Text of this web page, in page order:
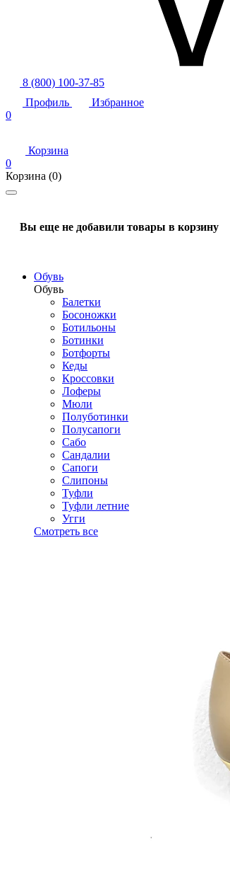
8 (800) 100-37-85
Профиль
Избранное
0
Корзина
0
Корзина (0)
Вы еще не добавили товары в корзину
Обувь
Обувь
Балетки
Босоножки
Ботильоны
Ботинки
Ботфорты
Кеды
Кроссовки
Лоферы
Мюли
Полуботинки
Полусапоги
Сабо
Сандалии
Сапоги
Слипоны
Туфли
Туфли летние
Угги
Смотреть все